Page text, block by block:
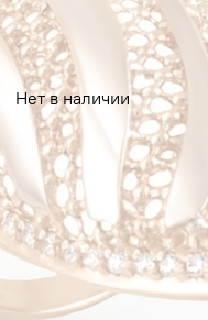
Нет в наличии